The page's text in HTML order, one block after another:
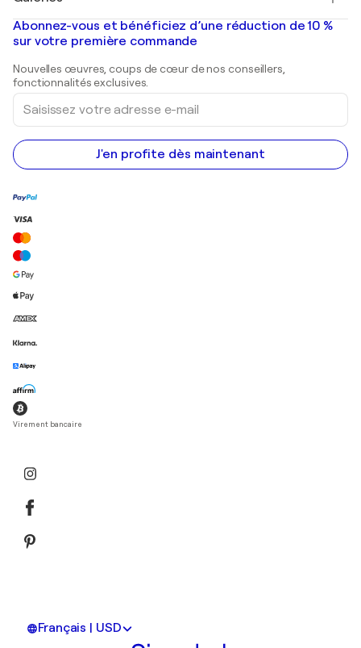
Banksy
Mr. Brainwash
Shepard Fairey
Peintures de paysage
Estampes
Peintures acryliques
Galeries d'art en France
Galeries d'art en Belgique
Abonnez-vous et bénéficiez d’une réduction de 10 %
sur votre première commande
Nouvelles œuvres, coups de cœur de nos conseillers,
fonctionnalités exclusives.
Saisissez
votre
adresse
e-
mail
J'en profite dès maintenant
Virement bancaire
Français | USD